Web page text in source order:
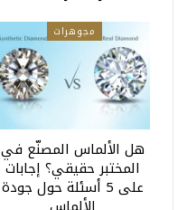
مجوهرات
هل الألماس المصنّع في
المختبر حقيقي؟ إجابات
على 5 أسئلة حول جودة